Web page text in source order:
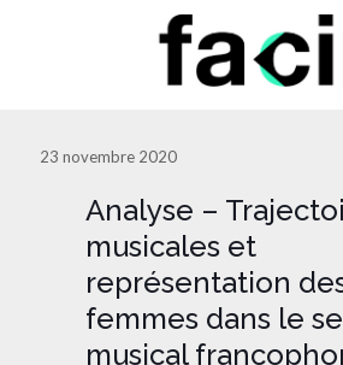
23 novembre 2020
Analyse –
musicales et
représentation
femmes dans le
musical